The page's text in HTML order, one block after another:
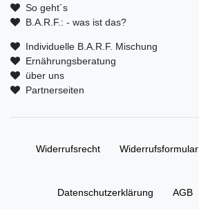
So geht´s
B.A.R.F.: - was ist das?
Individuelle B.A.R.F. Mischung
Ernährungsberatung
über uns
Partnerseiten
Widerrufs­recht Widerrufs­formular
Daten­schutz­erklärung AGB